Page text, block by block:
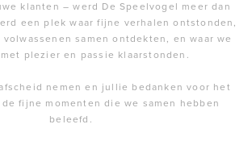
klanten – werd De Speelvogel meer dan
een plek waar fijne verhalen ontstonden,
samen ontdekten, en waar we
plezier en passie klaarstonden.
nemen en jullie bedanken voor het
fijne momenten die we samen hebben
beleefd.